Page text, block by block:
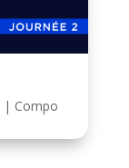
| Compo